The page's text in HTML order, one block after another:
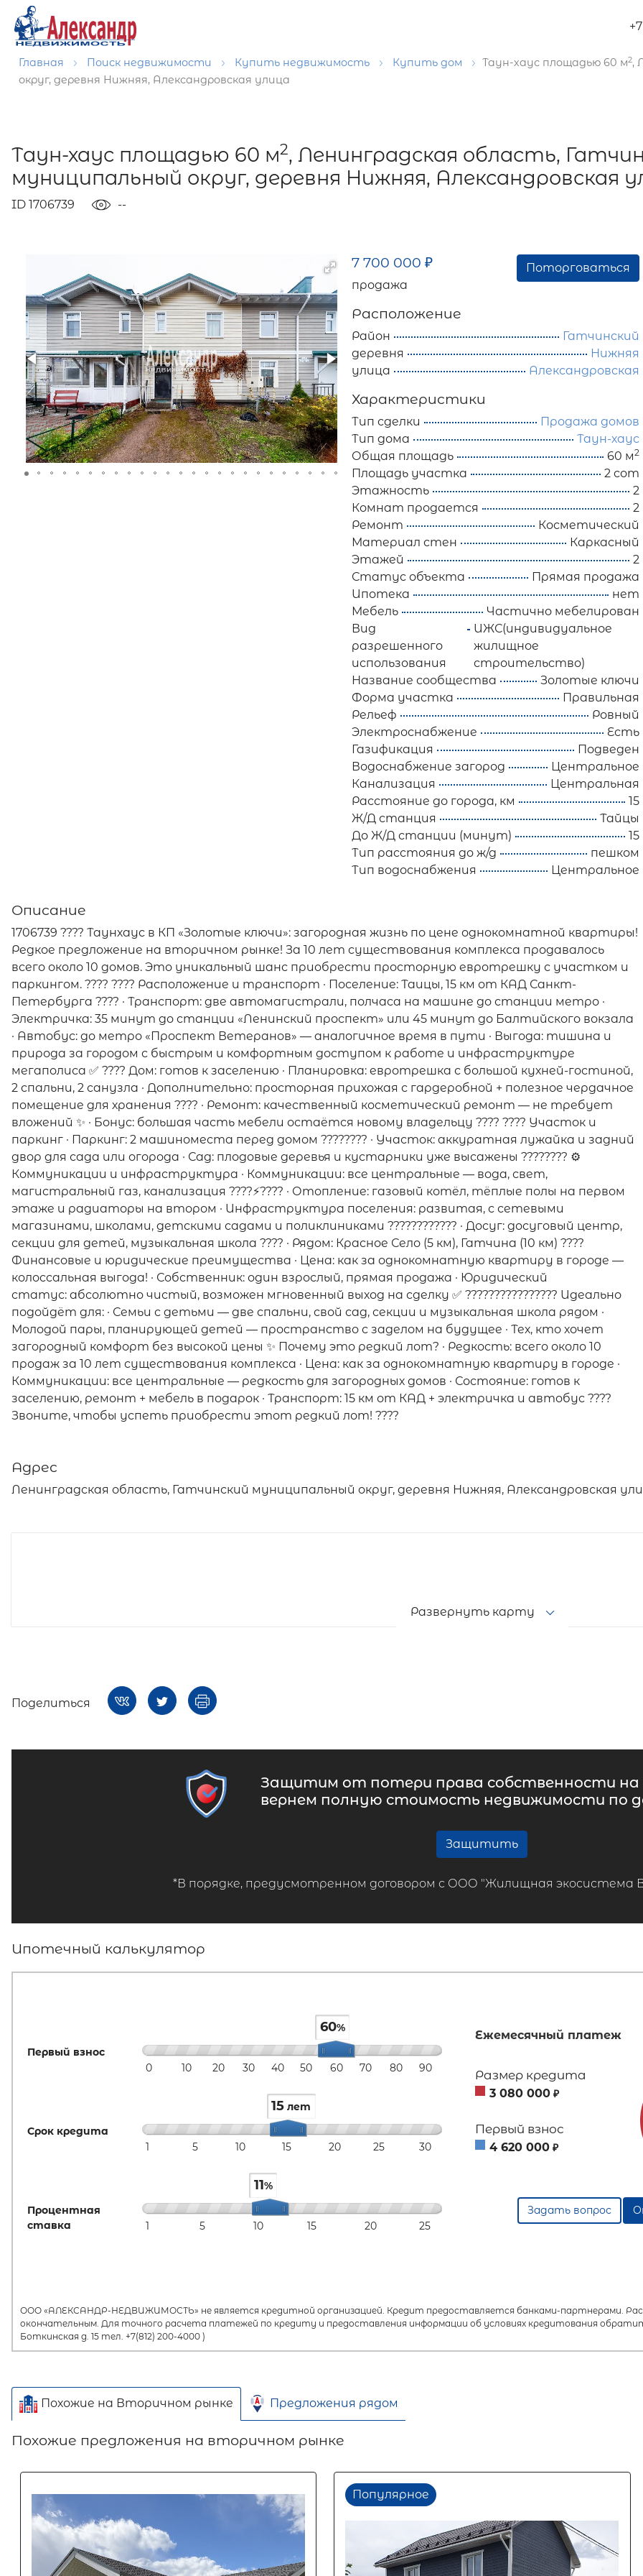
Главная Поиск недвижимости Купить недвижимость Купить дом Таун-хаус площадью 60 м2,
округ, деревня Нижняя, Александровская улица
Таун-хаус площадью 60 м2, Ленинградская область,
муниципальный округ, деревня Нижняя, Александровская
ID 1706739 --
7 700 000 ₽
продажа
Поторговаться
Расположение
Район
Гатчинский
деревня
Нижняя
улица
Александровская
Характеристики
Тип сделки
Продажа домов
Тип дома
Таун-хаус
Общая площадь
60 м2
Площадь участка
2 сот
Этажность
2
Комнат продается
2
Ремонт
Косметический
Материал стен
Каркасный
Этажей
2
Статус объекта
Прямая продажа
Ипотека
нет
Мебель
Частично мебелирован
Вид
разрешенного
использования
ИЖС(индивидуальное
жилищное
строительство)
Название сообщества
Золотые ключи
Форма участка
Правильная
Рельеф
Ровный
Электроснабжение
Есть
Газификация
Подведен
Водоснабжение загород
Центральное
Канализация
Центральная
Расстояние до города, км
15
Ж/Д станция
Тайцы
До Ж/Д станции (минут)
15
Тип расстояния до ж/д
пешком
Тип водоснабжения
Центральное
Описание
1706739 ???? Таунхаус в КП «Золотые ключи»: загородная жизнь по цене однокомнатной квартиры!
Редкое предложение на вторичном рынке! За 10 лет существования комплекса продавалось
всего около 10 домов. Это уникальный шанс приобрести просторную евротрешку с участком и
паркингом. ???? ???? Расположение и транспорт · Поселение: Таицы, 15 км от КАД Санкт-
Петербурга ????️ · Транспорт: две автомагистрали, полчаса на машине до станции метро ·
Электричка: 35 минут до станции «Ленинский проспект» или 45 минут до Балтийского вокзала
· Автобус: до метро «Проспект Ветеранов» — аналогичное время в пути · Выгода: тишина и
природа за городом с быстрым и комфортным доступом к работе и инфраструктуре
мегаполиса ✅ ???? Дом: готов к заселению · Планировка: евротрешка с большой кухней-гостиной,
2 спальни, 2 санузла · Дополнительно: просторная прихожая с гардеробной + полезное чердачное
помещение для хранения ???? · Ремонт: качественный косметический ремонт — не требует
вложений ✨ · Бонус: большая часть мебели остаётся новому владельцу ????️ ???? Участок и
паркинг · Паркинг: 2 машиноместа перед домом ???????? · Участок: аккуратная лужайка и задний
двор для сада или огорода · Сад: плодовые деревья и кустарники уже высажены ???????? ⚙️
Коммуникации и инфраструктура · Коммуникации: все центральные — вода, свет,
магистральный газ, канализация ????⚡???? · Отопление: газовый котёл, тёплые полы на первом
этаже и радиаторы на втором · Инфраструктура поселения: развитая, с сетевыми
магазинами, школами, детскими садами и поликлиниками ???????????? · Досуг: досуговый центр,
секции для детей, музыкальная школа ???? · Рядом: Красное Село (5 км), Гатчина (10 км) ????
Финансовые и юридические преимущества · Цена: как за однокомнатную квартиру в городе —
колоссальная выгода! · Собственник: один взрослый, прямая продажа · Юридический
статус: абсолютно чистый, возможен мгновенный выход на сделку ✅ ????‍????‍????‍???? Идеально
подойдёт для: · Семьи с детьми — две спальни, свой сад, секции и музыкальная школа рядом ·
Молодой пары, планирующей детей — пространство с заделом на будущее · Тех, кто хочет
загородный комфорт без высокой цены ✨ Почему это редкий лот? · Редкость: всего около 10
продаж за 10 лет существования комплекса · Цена: как за однокомнатную квартиру в городе ·
Коммуникации: все центральные — редкость для загородных домов · Состояние: готов к
заселению, ремонт + мебель в подарок · Транспорт: 15 км от КАД + электричка и автобус ????
Звоните, чтобы успеть приобрести этот редкий лот! ????
Адрес
Ленинградская область, Гатчинский муниципальный округ, деревня Нижняя, Александровская
Развернуть карту
Поделиться
Защитим от потери права собственности на
вернем полную стоимость недвижимости по
Защитить
*В порядке, предусмотренном договором с ООО "Жилищная экосистема
Ипотечный калькулятор
Первый взнос
60%
0 10 20 30 40 50 60 70 80 90
Срок кредита
15 лет
1 5 10 15 20 25 30
Процентная
ставка
11%
1 5 10 15 20 25
Ежемесячный платеж
Размер кредита
3 080 000 ₽
Первый взнос
4 620 000 ₽
Задать вопрос
ООО «АЛЕКСАНДР-НЕДВИЖИМОСТЬ» не является кредитной организацией. Кредит предоставляется банками-партнерами.
окончательным. Для точного расчета платежей по кредиту и предоставления информации об условиях кредитования
Боткинская д. 15 тел. +7(812) 200-4000 )
Похожие на Вторичном рынке Предложения рядом
Похожие предложения на вторичном рынке
Популярное